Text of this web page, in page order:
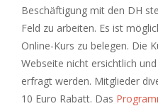
Beschäftigung mit den DH
Feld zu arbeiten. Es ist
Online-Kurs zu belegen. Die
Webseite nicht ersichtlich
erfragt werden. Mitglieder
10 Euro Rabatt. Das